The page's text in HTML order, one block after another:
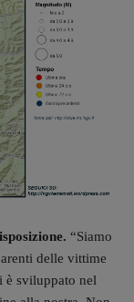
“Siamo
delle vittime
è sviluppato nel